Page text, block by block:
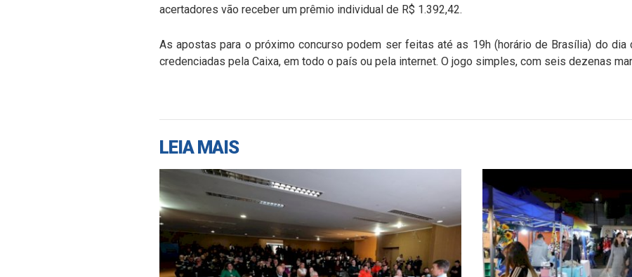
acertadores vão receber um prêmio individual de R$ 1.392,42.
As apostas para o próximo concurso podem ser feitas até as 19h (horário de Brasília) do
credenciadas pela Caixa, em todo o país ou pela internet. O jogo simples, com seis dezenas
LEIA MAIS